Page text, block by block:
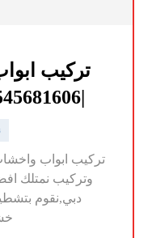
تركيب
|0545681606| تفصيل وتركيب
وتركيب نمتلك
دبي,نقوم